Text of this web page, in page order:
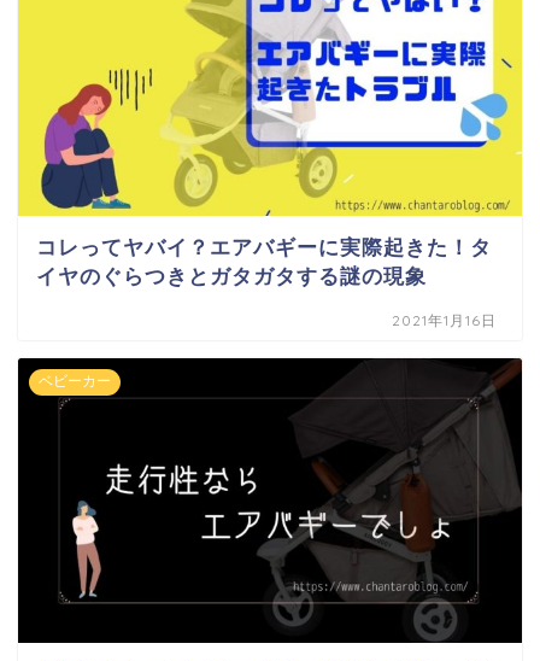
コレってヤバイ？エアバギーに実際起きた！タ
イヤのぐらつきとガタガタする謎の現象
2021年1月16日
ベビーカー